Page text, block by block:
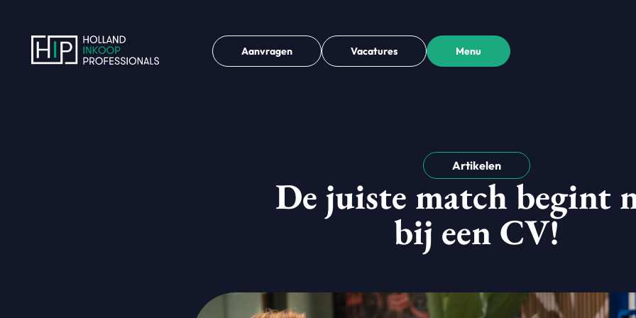
Aanvragen Vacatures Menu
Artikelen
De juiste match begint
bij een CV!